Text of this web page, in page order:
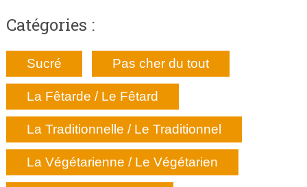
Catégories :
Sucré Pas cher du tout
La Fêtarde / Le Fêtard
La Traditionnelle / Le Traditionnel
La Végétarienne / Le Végétarien